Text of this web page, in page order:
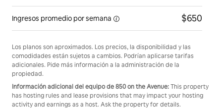
Ingresos promedio por semana $650
Los planos son aproximados. Los precios, la disponibilidad y las
comodidades están sujetos a cambios. Podrían aplicarse tarifas
adicionales. Pide más información a la administración de la
propiedad.
Información adicional del equipo de 850 on the Avenue:This property
has hosting rules and lease provisions that may impact your hosting
activity and earnings as a host. Ask the property for details.